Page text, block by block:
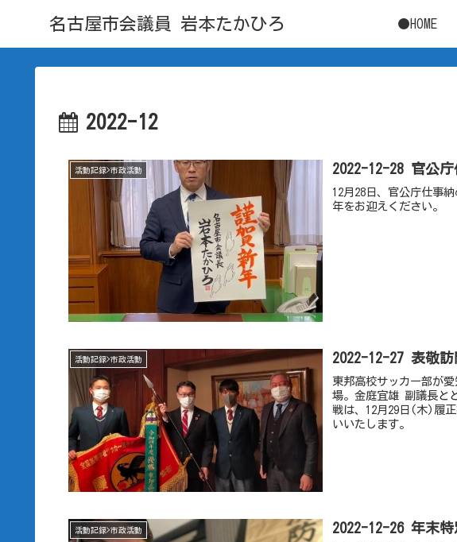
名古屋市会議員 岩本たかひろ ●HOME
2022-12
活動記録>市政活動 2022-12-28 官公
12月28日、官公庁仕事
年をお迎えください。
活動記録>市政活動 2022-12-27 表敬訪
東邦高校サッカー部が
場。金庭宜雄 副議長と
戦は、12月29日(木)履
いいたします。
活動記録>市政活動 2022-12-26 年末